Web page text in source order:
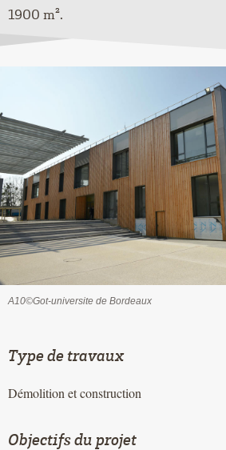
1900 m².
A10©Got-universite de Bordeaux
Type de travaux
Démolition et construction
Objectifs du projet